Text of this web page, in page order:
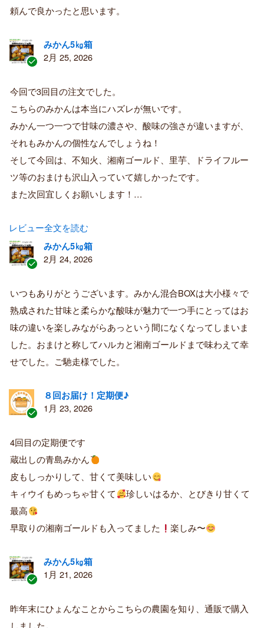
者
頼んで良かったと思います。
証
済
み
購
者
みかん5㎏箱
2月 25, 2026
今回で3回目の注文でした。
こちらのみかんは本当にハズレが無いです。
みかん一つ一つで甘味の濃さや、酸味の強さが違いますが、
それもみかんの個性なんでしょうね！
そして今回は、不知火、湘南ゴールド、里芋、ドライフルー
ツ等のおまけも沢山入っていて嬉しかったです。
また次回宜しくお願いします！…
レビュー全文を読む
証
済
み
購
者
みかん5㎏箱
2月 24, 2026
いつもありがとうございます。みかん混合BOXは大小様々で
熟成された甘味と柔らかな酸味が魅力で一つ手にとってはお
味の違いを楽しみながらあっという間になくなってしまいま
した。おまけと称してハルカと湘南ゴールドまで味わえて幸
せでした。ご馳走様でした。
証
済
み
購
者
８回お届け！定期便♪
1月 23, 2026
4回目の定期便です
蔵出しの青島みかん
皮もしっかりして、甘くて美味しい
キィウイもめっちゃ甘くて
珍しいはるか、とびきり甘くて
最高
早取りの湘南ゴールドも入ってました
楽しみ〜
証
済
みかん5㎏箱
1月 21, 2026
昨年末にひょんなことからこちらの農園を知り、通販で購入
しました。